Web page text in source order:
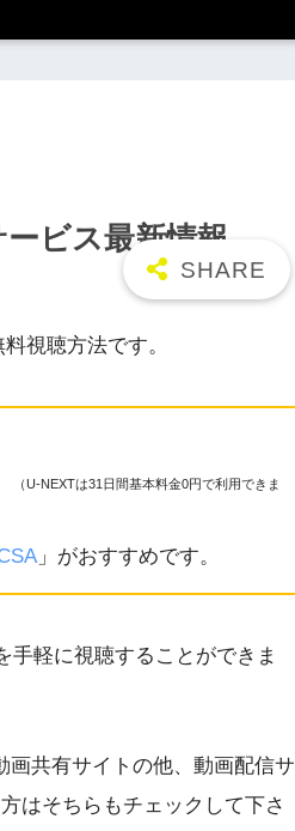
ビス最新情報
視聴方法です。
（U-NEXTは31日間基本料金0円で利用できま
」がおすすめです。
手軽に視聴することができま
画共有サイトの他、動画配信サ
はそちらもチェックして下さ